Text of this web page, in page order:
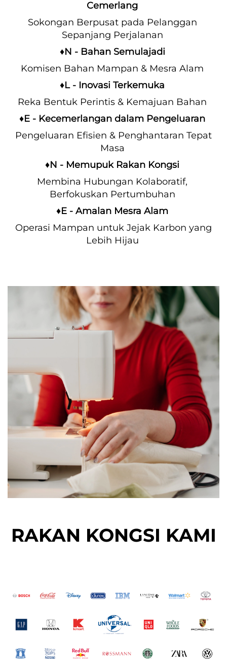
Cemerlang
Sokongan Berpusat pada Pelanggan
Sepanjang Perjalanan
♦N - Bahan Semulajadi
Komisen Bahan Mampan & Mesra Alam
♦L - Inovasi Terkemuka
Reka Bentuk Perintis & Kemajuan Bahan
♦E - Kecemerlangan dalam Pengeluaran
Pengeluaran Efisien & Penghantaran Tepat
Masa
♦N - Memupuk Rakan Kongsi
Membina Hubungan Kolaboratif,
Berfokuskan Pertumbuhan
♦E - Amalan Mesra Alam
Operasi Mampan untuk Jejak Karbon yang
Lebih Hijau
RAKAN KONGSI KAMI